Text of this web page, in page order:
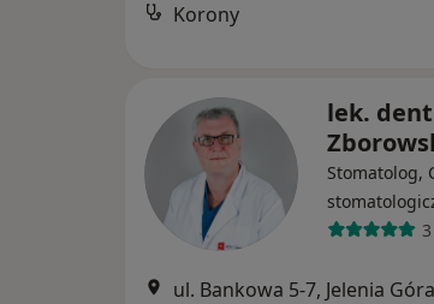
Korony
lek.
Stomatolog,
ul. Bankowa 5-7, Jelenia Góra